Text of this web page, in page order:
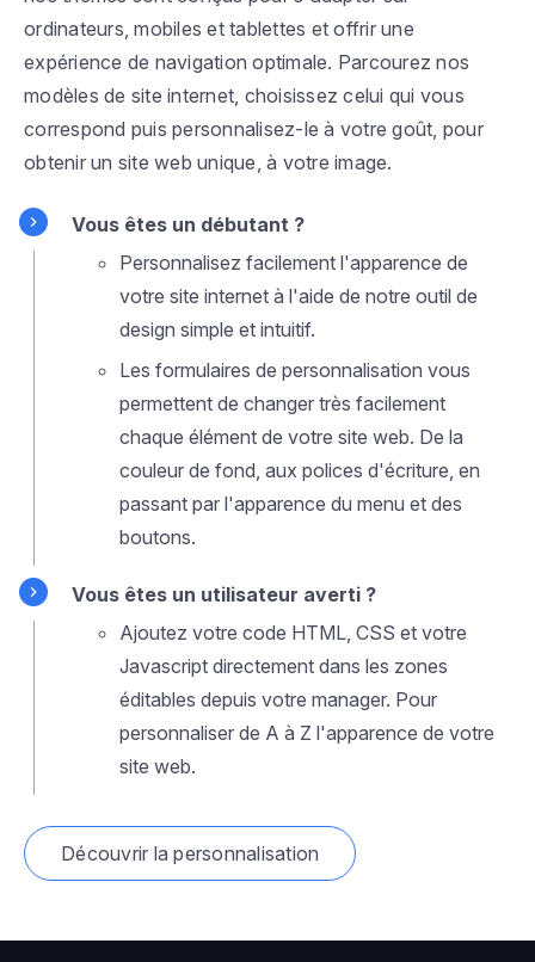
ordinateurs, mobiles et tablettes et offrir une
expérience de navigation optimale. Parcourez nos
modèles de site internet, choisissez celui qui vous
correspond puis personnalisez-le à votre goût, pour
obtenir un site web unique, à votre image.
Vous êtes un débutant ?
Personnalisez facilement l'apparence de
votre site internet à l'aide de notre outil de
design simple et intuitif.
Les formulaires de personnalisation vous
permettent de changer très facilement
chaque élément de votre site web. De la
couleur de fond, aux polices d'écriture, en
passant par l'apparence du menu et des
boutons.
Vous êtes un utilisateur averti ?
Ajoutez votre code HTML, CSS et votre
Javascript directement dans les zones
éditables depuis votre manager. Pour
personnaliser de A à Z l'apparence de votre
site web.
Découvrir la personnalisation